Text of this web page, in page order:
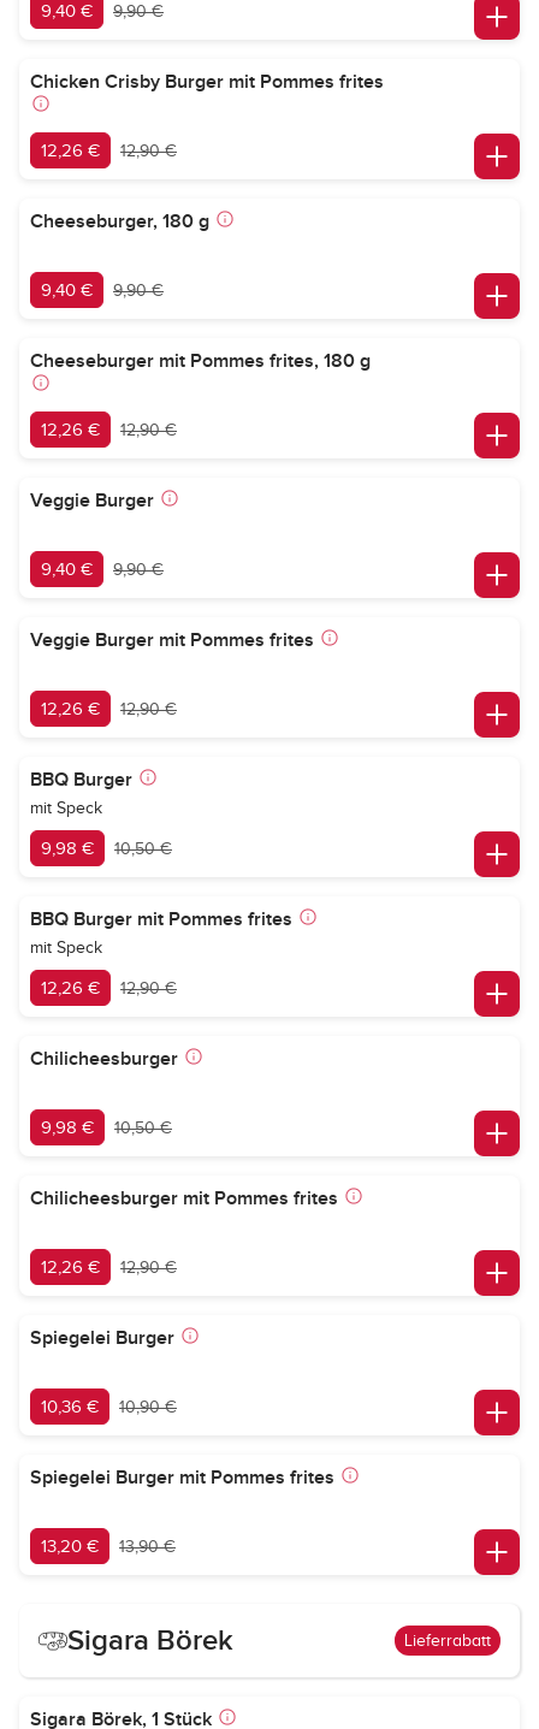
9,40 € 9,90 €
Chicken Crisby Burger mit Pommes frites
12,26 € 12,90 €
Cheeseburger, 180 g
9,40 € 9,90 €
Cheeseburger mit Pommes frites, 180 g
12,26 € 12,90 €
Veggie Burger
9,40 € 9,90 €
Veggie Burger mit Pommes frites
12,26 € 12,90 €
BBQ Burger
mit Speck
9,98 € 10,50 €
BBQ Burger mit Pommes frites
mit Speck
12,26 € 12,90 €
Chilicheesburger
9,98 € 10,50 €
Chilicheesburger mit Pommes frites
12,26 € 12,90 €
Spiegelei Burger
10,36 € 10,90 €
Spiegelei Burger mit Pommes frites
13,20 € 13,90 €
Sigara Börek Lieferrabatt
Sigara Börek, 1 Stück